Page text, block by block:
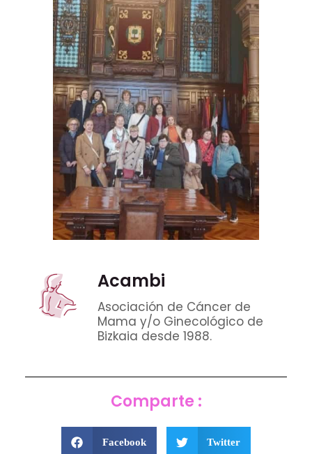
Acambi
Asociación de Cáncer de
Mama y/o Ginecológico de
Bizkaia desde 1988.
Comparte :
Facebook Twitter